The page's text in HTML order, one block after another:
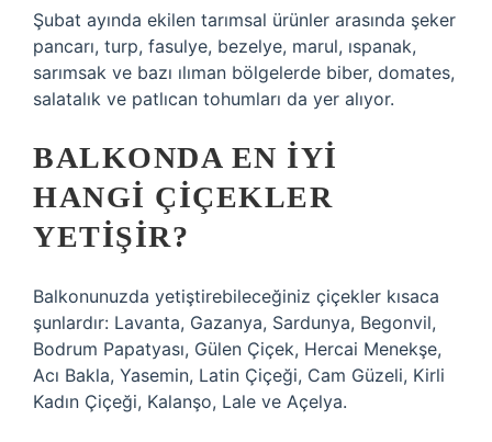
Şubat ayında ekilen tarımsal ürünler arasında şeker
pancarı, turp, fasulye, bezelye, marul, ıspanak,
sarımsak ve bazı ılıman bölgelerde biber, domates,
salatalık ve patlıcan tohumları da yer alıyor.
BALKONDA EN IYI
HANGI ÇIÇEKLER
YETIŞIR?
Balkonunuzda yetiştirebileceğiniz çiçekler kısaca
şunlardır: Lavanta, Gazanya, Sardunya, Begonvil,
Bodrum Papatyası, Gülen Çiçek, Hercai Menekşe,
Acı Bakla, Yasemin, Latin Çiçeği, Cam Güzeli, Kirli
Kadın Çiçeği, Kalanşo, Lale ve Açelya.